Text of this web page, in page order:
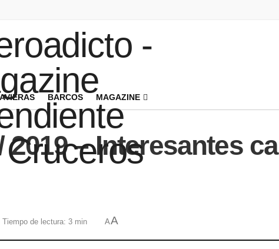
BARCOS MAGAZINE
– Interesantes
de lectura: 3 min AA